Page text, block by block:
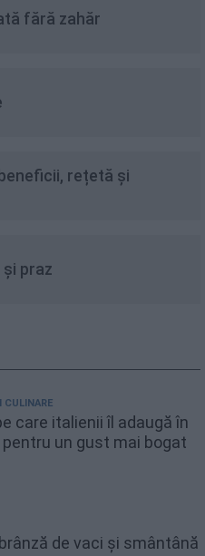
fără zahăr
rețetă și
praz
CULINARE
care italienii îl adaugă în
un gust mai bogat
de vaci și smântână